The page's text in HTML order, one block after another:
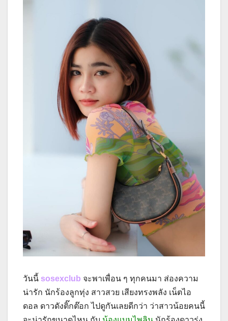
วันนี้ sosexclub จะพาเพื่อน ๆ ทุกคนมา ส่องความ
น่ารัก นักร้องลูกทุ่ง สาวสวย เสียงทรงพลัง เน็ตไอ
ดอล ดาวดังติ๊กต๊อก ไปดูกันเลยดีกว่า ว่าสาวน้อยคนนี้